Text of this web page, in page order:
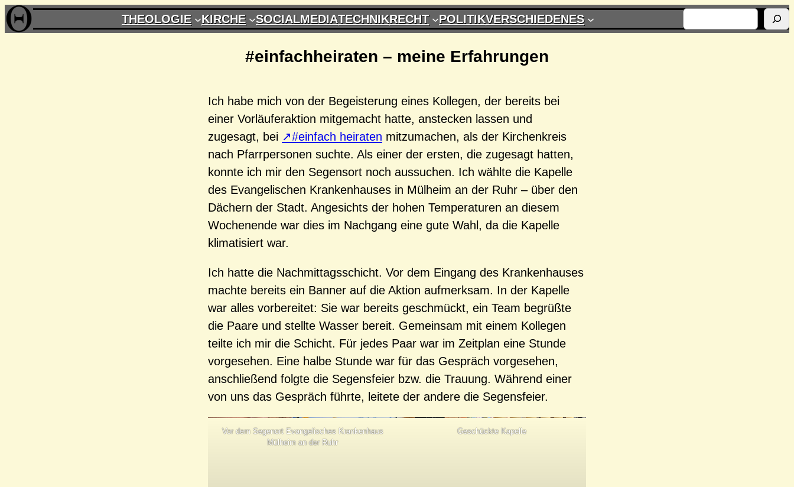
Zum
Inhalt
THEOLOGIE KIRCHE SOCIALMEDIATECHNIKRECHT POLITIKVERSCHIEDENES
#einfachheiraten – meine Erfahrungen
Ich habe mich von der Begeisterung eines Kollegen, der bereits bei
einer Vorläuferaktion mitgemacht hatte, anstecken lassen und
zugesagt, bei
#einfach heiraten mitzumachen, als der Kirchenkreis
nach Pfarrpersonen suchte. Als einer der ersten, die zugesagt hatten,
konnte ich mir den Segensort noch aussuchen. Ich wählte die Kapelle
des Evangelischen Krankenhauses in Mülheim an der Ruhr – über den
Dächern der Stadt. Angesichts der hohen Temperaturen an diesem
Wochenende war dies im Nachgang eine gute Wahl, da die Kapelle
klimatisiert war.
Ich hatte die Nachmittagsschicht. Vor dem Eingang des Krankenhauses
machte bereits ein Banner auf die Aktion aufmerksam. In der Kapelle
war alles vorbereitet: Sie war bereits geschmückt, ein Team begrüßte
die Paare und stellte Wasser bereit. Gemeinsam mit einem Kollegen
teilte ich mir die Schicht. Für jedes Paar war im Zeitplan eine Stunde
vorgesehen. Eine halbe Stunde war für das Gespräch vorgesehen,
anschließend folgte die Segensfeier bzw. die Trauung. Während einer
von uns das Gespräch führte, leitete der andere die Segensfeier.
Vor dem Segenort Evangelisches Krankenhaus
Mülheim an der Ruhr
Geschückte Kapelle